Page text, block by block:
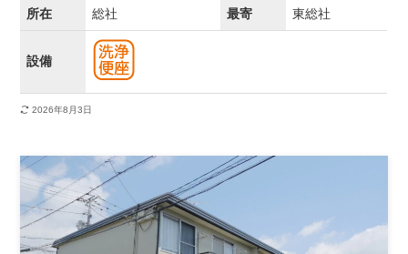
所在 総社 最寄 東総社
設備
2026年8月3日